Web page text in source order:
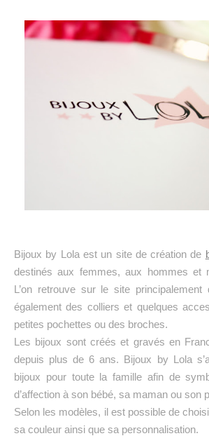
Bijoux by Lola est un site de création de
destinés aux femmes, aux hommes et
L’on retrouve sur le site principalement
également des colliers et quelques
petites pochettes ou des broches.
Les bijoux sont créés et gravés en
depuis plus de 6 ans. Bijoux by Lola
bijoux pour toute la famille afin de
d’affection à son bébé, sa maman ou son
Selon les modèles, il est possible de
sa couleur ainsi que sa personnalisation.